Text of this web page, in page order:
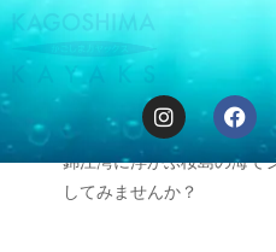
３時間ツア
錦江湾に浮かぶ桜島の海で
してみませんか？